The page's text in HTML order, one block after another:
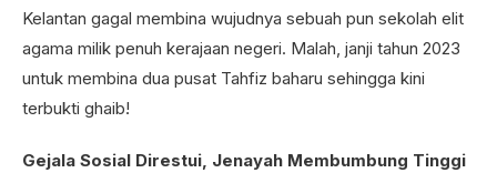
Kelantan gagal membina wujudnya sebuah pun sekolah elit
agama milik penuh kerajaan negeri. Malah, janji tahun 2023
untuk membina dua pusat Tahfiz baharu sehingga kini
terbukti ghaib!
Gejala Sosial Direstui, Jenayah Membumbung Tinggi